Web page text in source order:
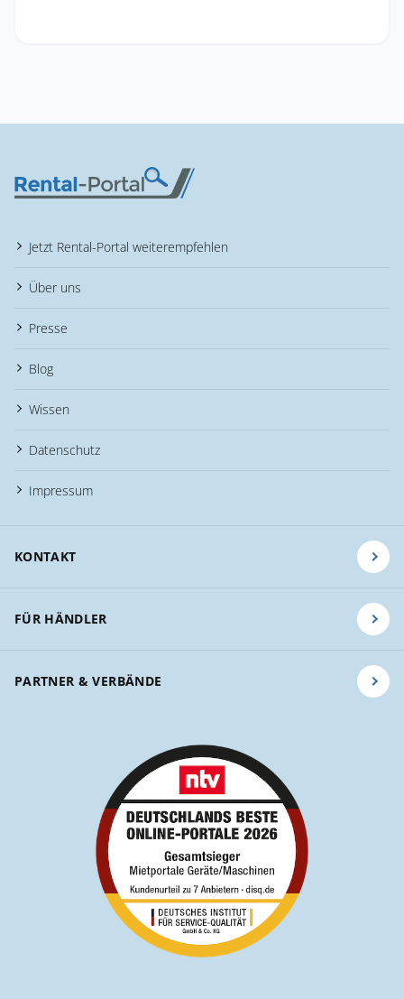
Jetzt Rental-Portal weiterempfehlen
Über uns
Presse
Blog
Wissen
Datenschutz
Impressum
KONTAKT
FÜR HÄNDLER
PARTNER & VERBÄNDE